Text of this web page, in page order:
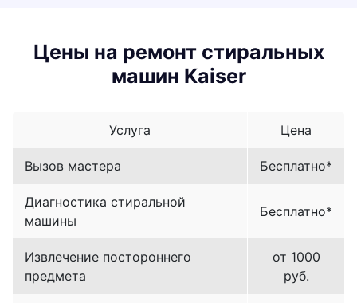
Цены на ремонт стиральных
машин Kaiser
Услуга Цена
Вызов мастера Бесплатно*
Диагностика стиральной
машины
Бесплатно*
Извлечение постороннего
предмета
от 1000
руб.